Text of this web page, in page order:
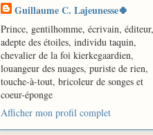
Guillaume C. Lajeunesse🍀
Prince, gentilhomme, écrivain, éditeur,
adepte des étoiles, individu taquin,
chevalier de la foi kierkegaardien,
louangeur des nuages, puriste de rien,
touche-à-tout, bricoleur de songes et
coeur-éponge
Afficher mon profil complet